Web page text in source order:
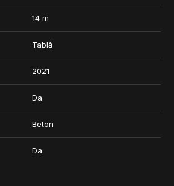
14 m
Tablă
2021
Da
Beton
Da